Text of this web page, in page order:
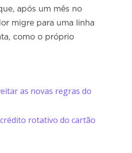
após um mês no
migre para uma linha
como o próprio
as novas regras do
rotativo do cartão